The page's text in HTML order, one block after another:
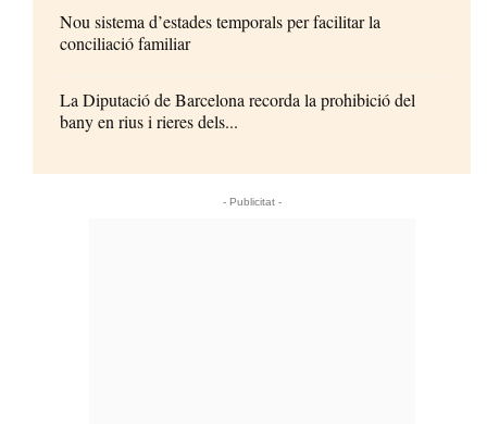
Nou sistema d’estades temporals per facilitar la
conciliació familiar
La Diputació de Barcelona recorda la prohibició del
bany en rius i rieres dels...
- Publicitat -